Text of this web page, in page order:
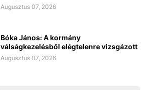
Augusztus 07, 2026
Bóka János: A kormány
válságkezelésből elégtelenre vizsgázott
Augusztus 07, 2026